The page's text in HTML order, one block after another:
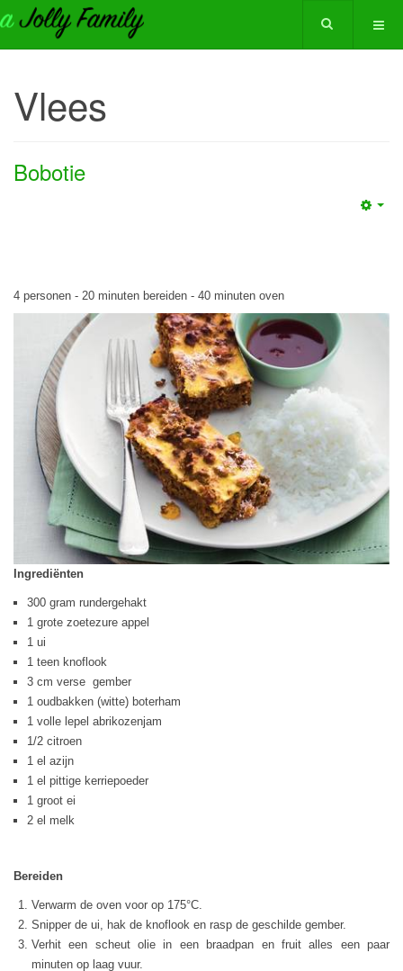
Vlees
Bobotie
4 personen - 20 minuten bereiden - 40 minuten oven
Ingrediënten
300 gram rundergehakt
1 grote zoetezure appel
1 ui
1 teen knoflook
3 cm verse gember
1 oudbakken (witte) boterham
1 volle lepel abrikozenjam
1/2 citroen
1 el azijn
1 el pittige kerriepoeder
1 groot ei
2 el melk
Bereiden
Verwarm de oven voor op 175°C.
Snipper de ui, hak de knoflook en rasp de geschilde gember.
Verhit een scheut olie in een braadpan en fruit alles een paar
minuten op laag vuur.